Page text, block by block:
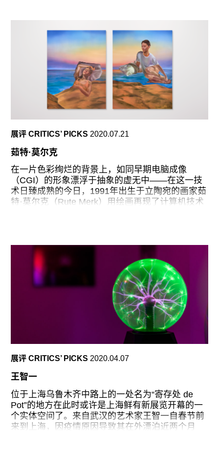
竟是如何被制造出来。杨振中并不满足于单
整个展厅的墙面被刷成象征神秘及皇权的暗紫色，
画中形象多16到18世纪的著名人物，包括米开朗基
罗、提香、伦勃朗、菲利普四世（Philip IV）、唐·
卡洛斯（Don Carlos）、亚历山大·蒲柏
（Alexander Pope）、伊丽莎白一世和玛丽·安托
瓦内特（Marie Antoinette）。1545年前后，一幅
传达尼埃尔·里恰莱利（Daniele da Volterra）的米
开朗基罗肖像将细节描绘放在了米开朗基罗的脸部
和左手，其余部分都处理成模糊的色块，在胡子的
态，并为人物加上黑色衣袍，背景则是大的粉红色
块。同样的方法还可见于《摹提香的提香》
（2019），她略去了原作中象征提香贵族身份的装
饰物，以简单的笔触捕捉到艺术家锋利的神情。在
参照委拉斯凯兹分别为唐·卡洛斯王子和西班牙国王
菲利普四世而作的肖像时，胡子同样着重于神情的
描绘而省略掉其他细节，凸显出这两位西班牙历史
展评 CRITICS’ PICKS 2020.07.21
茹特·莫尔克
在一片色彩绚烂的背景上，如同早期电脑成像
（CGI）的形象漂浮于抽象的虚无中——在这一技
术日臻成熟的今日，1991年出生于立陶宛的画家茹
特·莫尔克（Rute Merk）用绘画再现了计算机技术
帮助用户熟悉操作系统和鼠标的使用。个人独自在
数码世界里自娱自乐的时代从此开启，人们与屏幕
的关系从未如此亲密无间。
莫尔克的绘画正是对自那时期起电脑技术对人的生
活方式和观看方式的改变的回应。她画中的形象，
不论是人物、奶油马或蝴蝶兰，都以极不流畅的生
硬线条处理成如同电脑动画或PS抠图的产物。模糊
的色块、去细节化的表现和扁平的构图方式，皆指
向数字技术产生之后的拟像与仿真。单个女性形象
合作的“Balenciaga Look”系列中的模特。当观者好
奇这些面部特征和表情都被虚化的人物究竟来自现
实还是全然出自画家想象时，就已经被莫尔克成功
俘获了。在今天由电子媒介营造的仿真世界，真实
的、原初的与仿真的带给人们的感知和体验并无二
致，甚至有时仿真比现实本身显得更加真实。莫尔
克借助油画为媒介，制造了一类“超真实”图像，并
展评 CRITICS’ PICKS 2020.04.07
王智一
位于上海乌鲁木齐中路上的一处名为“寄存处 de
Pot”的地方在此时或许是上海鲜有新展览开幕的一
个实体空间了。来自武汉的艺术家王智一自春节前
来到上海，因疫情原因导致其在外漂泊近两个月